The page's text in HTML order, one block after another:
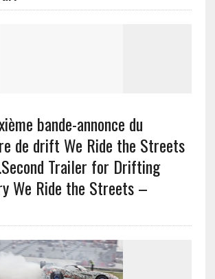
bande-annonce du
de drift We Ride the Streets
Second Trailer for Drifting
We Ride the Streets –